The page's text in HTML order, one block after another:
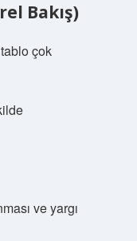
Bakış)
çok
ve yargı